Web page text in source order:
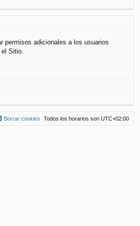
permisos adicionales a los usuarios
Sitio.
Todos los horarios son UTC+02:00
Borrar cookies